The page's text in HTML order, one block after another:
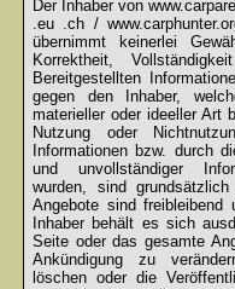
Der Inhaber von
.eu .ch /
übernimmt keinerlei
Korrektheit,
Bereitgestellten
gegen den Inhaber,
materieller oder ideeller Art
Nutzung oder
Informationen bzw. durch
und unvollständiger
wurden, sind
Angebote sind freibleibend
Inhaber behält es sich
Seite oder das gesamte
Ankündigung zu
löschen oder die